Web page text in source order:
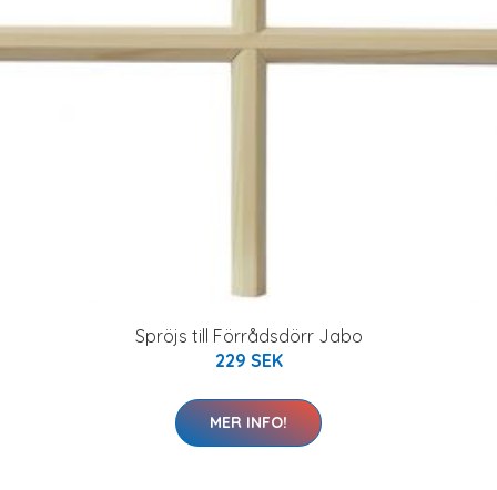
Spröjs till Förrådsdörr Jabo
229 SEK
MER INFO!